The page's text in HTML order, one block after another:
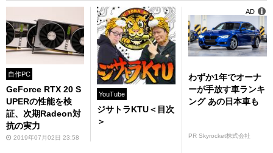
自作PC
GeForce RTX 20 S
UPERの性能を検
証、次期Radeon対
抗の実力
2019年07月02日 23:58
YouTube
ジサトラKTU＜目次
＞
わずか1年でオーナ
ーが手放す車ランキ
ング あの日本車も
PR Skyrocket株式会社
AD